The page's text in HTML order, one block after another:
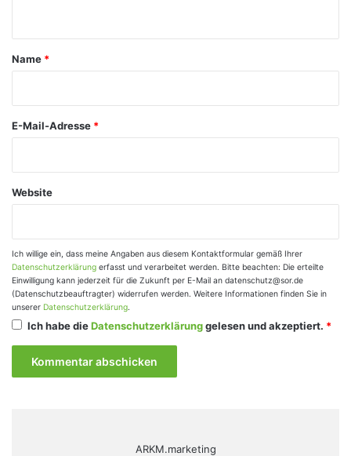
a
Name *
E-Mail-Adresse *
Website
Ich willige ein, dass meine Angaben aus diesem Kontaktformular gemäß Ihrer
Datenschutzerklärung erfasst und verarbeitet werden. Bitte beachten: Die erteilte
Einwilligung kann jederzeit für die Zukunft per E-Mail an datenschutz@sor.de
(Datenschutzbeauftragter) widerrufen werden. Weitere Informationen finden Sie in
unserer Datenschutzerklärung.
Ich habe dieDatenschutzerklärunggelesen und akzeptiert. *
ARKM.marketing